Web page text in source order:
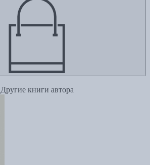
Другие книги автора